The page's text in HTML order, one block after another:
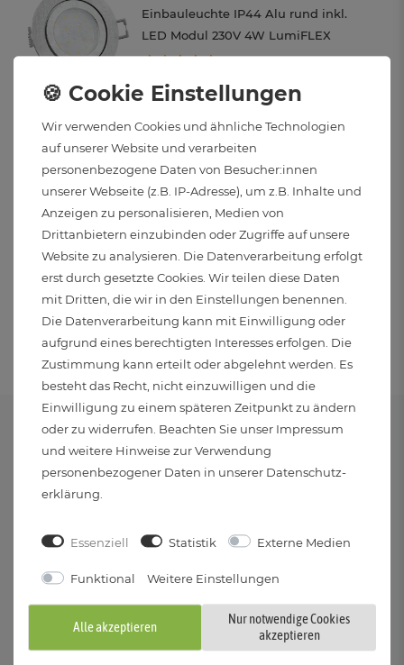
Einbauleuchte IP44 Alu rund inkl.
LED Modul 230V 4W LumiFLEX
Lichtfarbe warm / neutral / kalt
17,95 € *
YOKU Einbauspot schwenkbar IP65
weß mit LED LumiFLEX GU10 6W
dimmbar drei Lichtmodi
14,95 € *
IN DEN WARENKORB
Wir verwenden Cookies und ähnliche Technologien
auf unserer Website und verarbeiten
personenbezogene Daten von Besucher:innen
unserer Webseite (z.B. IP-Adresse), um z.B. Inhalte und
Anzeigen zu personalisieren, Medien von
Drittanbietern einzubinden oder Zugriffe auf unsere
Website zu analysieren. Die Datenverarbeitung erfolgt
erst durch gesetzte Cookies. Wir teilen diese Daten
mit Dritten, die wir in den Einstellungen benennen.
Die Datenverarbeitung kann mit Einwilligung oder
aufgrund eines berechtigten Interesses erfolgen. Die
Zustimmung kann erteilt oder abgelehnt werden. Es
besteht das Recht, nicht einzuwilligen und die
Einwilligung zu einem späteren Zeitpunkt zu ändern
oder zu widerrufen. Beachten Sie unser Impressum
und weitere Hinweise zur Verwendung
personenbezogener Daten in unserer Daten­schutz­
erklärung
Essenziell Statistik Externe Medien
Funktional Weitere Einstellungen
Alle akzeptieren
Nur notwendige Cookies
akzeptieren
RABATT
4 % Rabatt ab 150 €
VERSAND
VERSANDKOSTENFREI
Kostenloser Versand
KOSTENLOSER
RÜCKVERSAND